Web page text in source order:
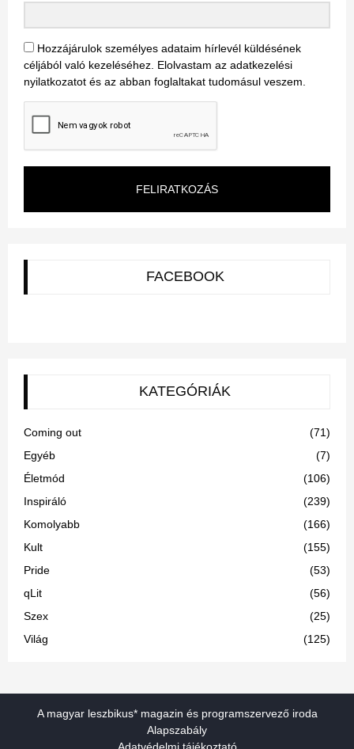
Hozzájárulok személyes adataim hírlevél küldésének
céljából való kezeléséhez. Elolvastam az adatkezelési
nyilatkozatot és az abban foglaltakat tudomásul veszem.
FELIRATKOZÁS
FACEBOOK
KATEGÓRIÁK
Coming out
(71)
Egyéb
(7)
Életmód
(106)
Inspiráló
(239)
Komolyabb
(166)
Kult
(155)
Pride
(53)
qLit
(56)
Szex
(25)
Világ
(125)
A magyar leszbikus* magazin és programszervező iroda
Alapszabály